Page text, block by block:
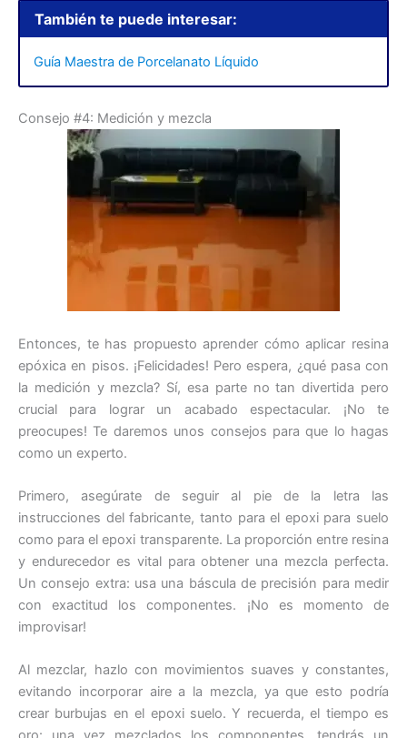
También te puede interesar:
Guía Maestra de Porcelanato Líquido
Consejo #4: Medición y mezcla
Entonces, te has propuesto aprender cómo aplicar resina
epóxica en pisos. ¡Felicidades! Pero espera, ¿qué pasa con
la medición y mezcla? Sí, esa parte no tan divertida pero
crucial para lograr un acabado espectacular. ¡No te
preocupes! Te daremos unos consejos para que lo hagas
como un experto.
Primero, asegúrate de seguir al pie de la letra las
instrucciones del fabricante, tanto para el epoxi para suelo
como para el epoxi transparente. La proporción entre resina
y endurecedor es vital para obtener una mezcla perfecta.
Un consejo extra: usa una báscula de precisión para medir
con exactitud los componentes. ¡No es momento de
improvisar!
Al mezclar, hazlo con movimientos suaves y constantes,
evitando incorporar aire a la mezcla, ya que esto podría
crear burbujas en el epoxi suelo. Y recuerda, el tiempo es